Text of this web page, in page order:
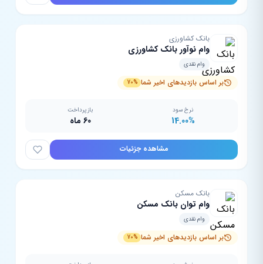
بانک کشاورزی
وام نوآور بانک کشاورزی
وام نقدی
بر اساس بازدیدهای اخیر شما 70%
نرخ سود
14.00%
بازپرداخت
60 ماه
مشاهده جزئیات
بانک مسکن
وام توان بانک مسکن
وام نقدی
بر اساس بازدیدهای اخیر شما 70%